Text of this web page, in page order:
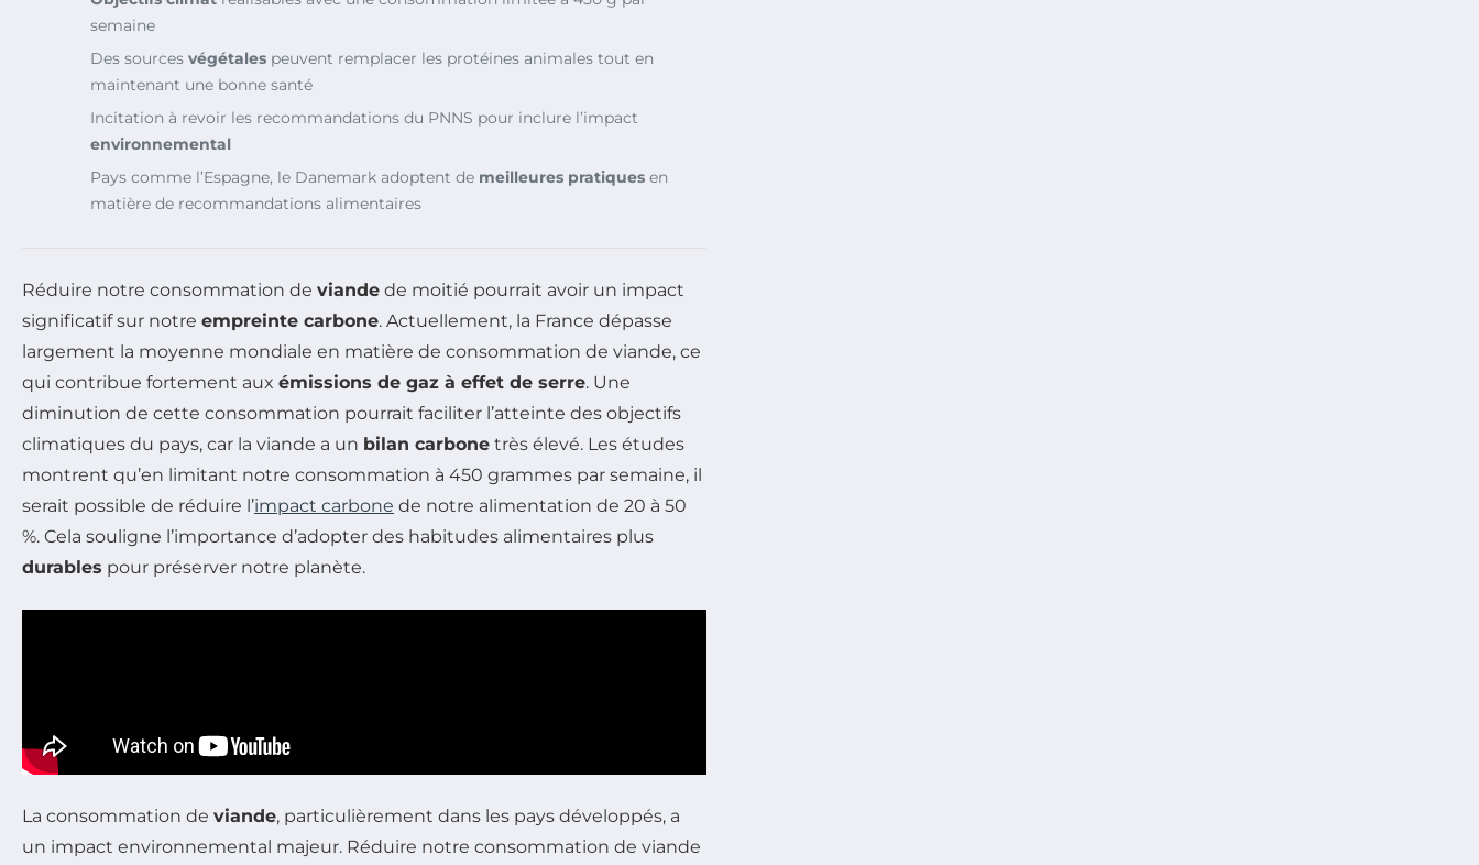
semaine
Des sources végétales peuvent remplacer les protéines animales tout en
maintenant une bonne santé
Incitation à revoir les recommandations du PNNS pour inclure l’impact
environnemental
Pays comme l’Espagne, le Danemark adoptent de meilleures pratiques en
matière de recommandations alimentaires
Réduire notre consommation de viande de moitié pourrait avoir un impact
significatif sur notre empreinte carbone. Actuellement, la France dépasse
largement la moyenne mondiale en matière de consommation de viande, ce
qui contribue fortement aux émissions de gaz à effet de serre. Une
diminution de cette consommation pourrait faciliter l’atteinte des objectifs
climatiques du pays, car la viande a un bilan carbone très élevé. Les études
montrent qu’en limitant notre consommation à 450 grammes par semaine, il
serait possible de réduire l’impact carbone de notre alimentation de 20 à 50
%. Cela souligne l’importance d’adopter des habitudes alimentaires plus
durables pour préserver notre planète.
La consommation de viande, particulièrement dans les pays développés, a
un impact environnemental majeur. Réduire notre consommation de viande